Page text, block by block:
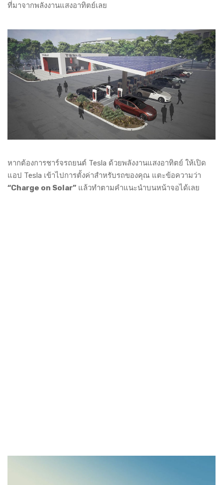
ที่มาจากพลังงานแสงอาทิตย์เลย
หากต้องการชาร์จรถยนต์ Tesla ด้วยพลังงานแสงอาทิตย์ ให้เปิด
แอป Tesla เข้าไปการตั้งค่าสำหรับรถของคุณ แตะข้อความว่า
“Charge on Solar” แล้วทำตามคำแนะนำบนหน้าจอได้เลย